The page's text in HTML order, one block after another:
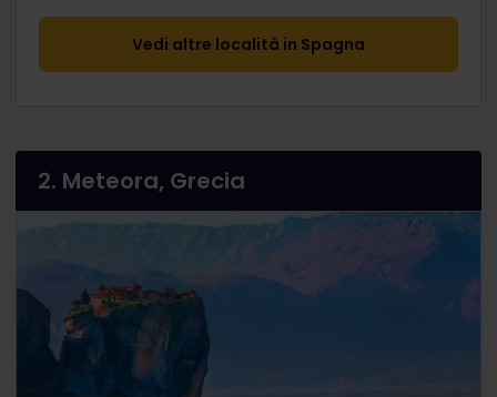
Vedi altre località in Spagna
2. Meteora, Grecia